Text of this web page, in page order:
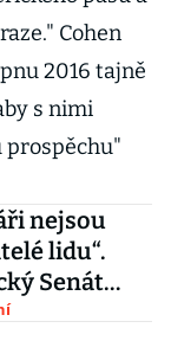
Cohen
2016 tajně
s nimi
prospěchu"
nejsou
lidu“.
Senát
svobodný